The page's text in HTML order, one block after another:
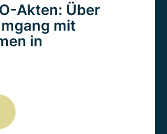
Akten: Über
mit
in